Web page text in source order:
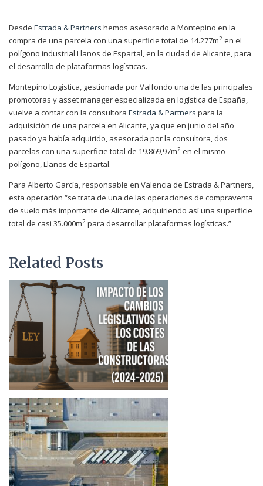
Desde Estrada & Partners hemos asesorado a Montepino en la
compra de una parcela con una superficie total de 14.277m2 en el
polígono industrial Llanos de Espartal, en la ciudad de Alicante, para
el desarrollo de plataformas logísticas.
Montepino Logística, gestionada por Valfondo una de las principales
promotoras y asset manager especializada en logística de España,
vuelve a contar con la consultora Estrada & Partners para la
adquisición de una parcela en Alicante, ya que en junio del año
pasado ya había adquirido, asesorada por la consultora, dos
parcelas con una superficie total de 19.869,97m2 en el mismo
polígono, Llanos de Espartal.
Para Alberto García, responsable en Valencia de Estrada & Partners,
esta operación “se trata de una de las operaciones de compraventa
de suelo más importante de Alicante, adquiriendo así una superficie
total de casi 35.000m2 para desarrollar plataformas logísticas.”
Related Posts